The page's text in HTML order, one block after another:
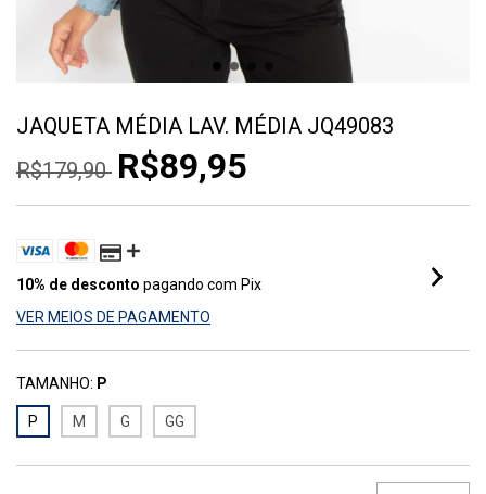
JAQUETA MÉDIA LAV. MÉDIA JQ49083
R$179,90 R$89,95
10% de desconto pagando com Pix
VER MEIOS DE PAGAMENTO
TAMANHO: P
P M G GG